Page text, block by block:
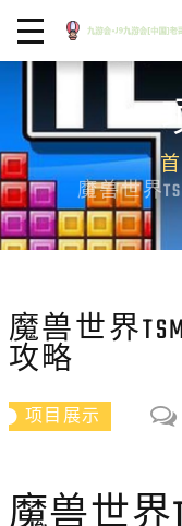
魔兽世界
魔兽世界
攻略
项目展示